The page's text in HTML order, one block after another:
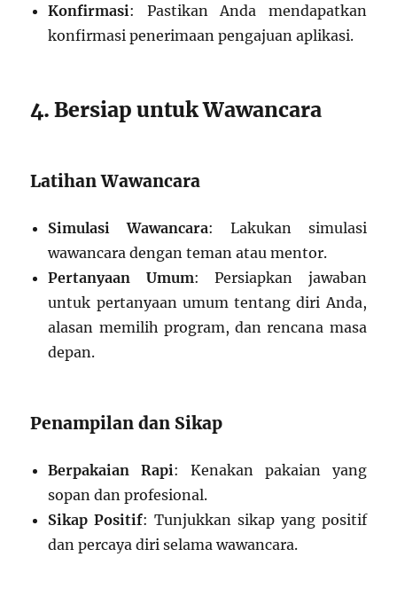
Konfirmasi: Pastikan Anda mendapatkan
konfirmasi penerimaan pengajuan aplikasi.
4. Bersiap untuk Wawancara
Latihan Wawancara
Simulasi Wawancara: Lakukan simulasi
wawancara dengan teman atau mentor.
Pertanyaan Umum: Persiapkan jawaban
untuk pertanyaan umum tentang diri Anda,
alasan memilih program, dan rencana masa
depan.
Penampilan dan Sikap
Berpakaian Rapi: Kenakan pakaian yang
sopan dan profesional.
Sikap Positif: Tunjukkan sikap yang positif
dan percaya diri selama wawancara.